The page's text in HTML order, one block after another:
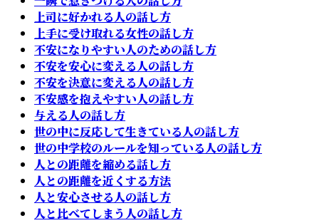
上司に好かれる人の話し方
上手に受け取れる女性の話し方
不安になりやすい人のための話し方
不安を安心に変える人の話し方
不安を決意に変える人の話し方
不安感を抱えやすい人の話し方
与える人の話し方
世の中に反応して生きている人の話し方
世の中学校のルールを知っている人の話し方
人との距離を縮める話し方
人との距離を近くする方法
人と安心させる人の話し方
人と比べてしまう人の話し方